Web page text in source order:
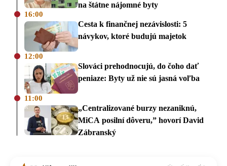
na štátne nájomné byty
16:00
Cesta k finančnej nezávislosti: 5
návykov, ktoré budujú majetok
12:00
Slováci prehodnocujú, do čoho dať
peniaze: Byty už nie sú jasná voľba
11:00
„Centralizované burzy nezaniknú,
MiCA posilní dôveru,” hovorí David
Zábranský